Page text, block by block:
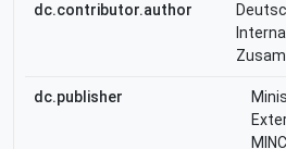
dc.contributor.author
dc.publisher